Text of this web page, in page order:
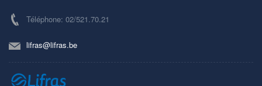
Téléphone: 02/521.70.21
lifras@lifras.be